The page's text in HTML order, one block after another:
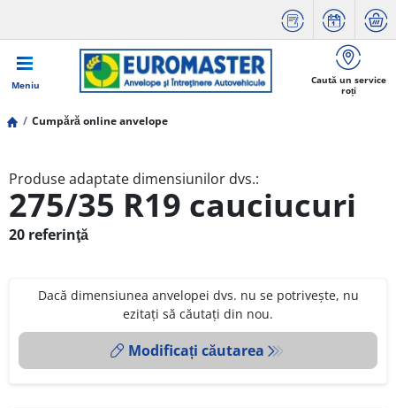
Meniu
Caută un service
roți
Cumpără online anvelope
Produse adaptate dimensiunilor dvs.:
275/35 R19 cauciucuri
20 referinţă
Dacă dimensiunea anvelopei dvs. nu se potrivește, nu
ezitați să căutați din nou.
Modificați căutarea